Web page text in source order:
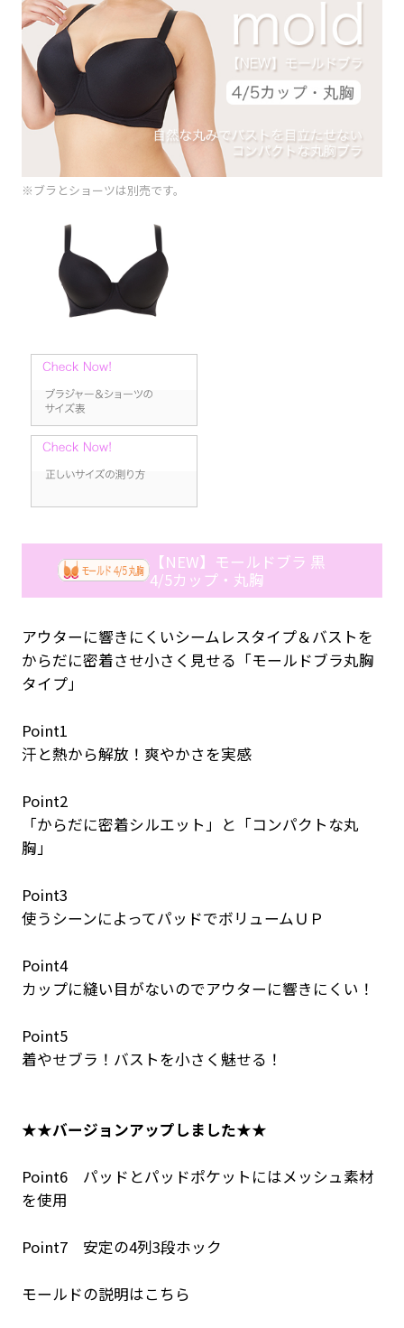
※ブラとショーツは別売です。
【NEW】モールドブラ 黒
4/5カップ・丸胸
アウターに響きにくいシームレスタイプ＆バストを
からだに密着させ小さく見せる「モールドブラ丸胸
タイプ」
Point1
汗と熱から解放！爽やかさを実感
Point2
「からだに密着シルエット」と「コンパクトな丸
胸」
Point3
使うシーンによってパッドでボリュームＵＰ
Point4
カップに縫い目がないのでアウターに響きにくい！
Point5
着やせブラ！バストを小さく魅せる！
★★バージョンアップしました★★
Point6 パッドとパッドポケットにはメッシュ素材
を使用
Point7 安定の4列3段ホック
モールドの説明はこちら